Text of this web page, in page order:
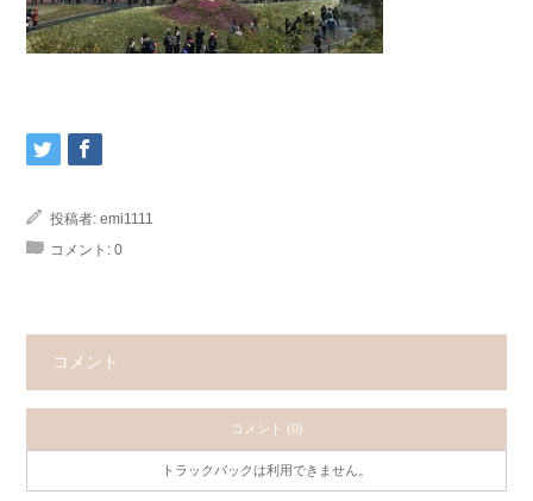
投稿者: emi1111
コメント: 0
コメント
コメント (0)
トラックバックは利用できません。